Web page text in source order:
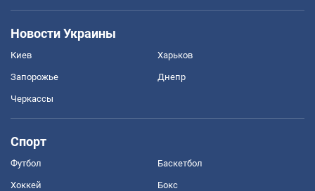
Новости Украины
Киев Харьков
Запорожье Днепр
Черкассы
Спорт
Футбол Баскетбол
Хоккей Бокс